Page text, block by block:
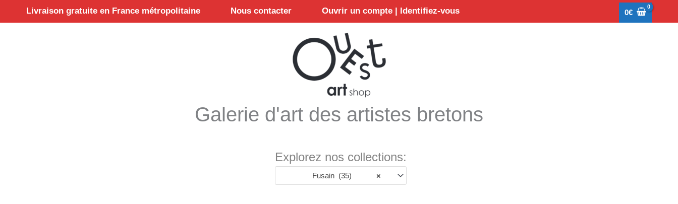
Livraison gratuite en France métropolitaine Nous contacter Ouvrir un compte | Identifiez-vous 0€
Galerie d'art des artistes bretons
Explorez nos collections:
×
Fusain (35)